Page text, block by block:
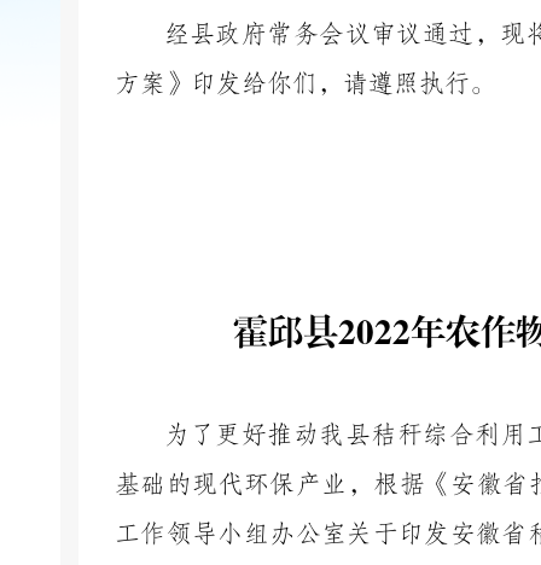
经县政府常务会议审议通过， 现
方案》印发给你们，请遵照执行。
霍邱县2022年农作
为了更好推动我县秸秆综合利
基础的现代环保产业，根据《安徽
工作领导小组办公室关于印发安徽省